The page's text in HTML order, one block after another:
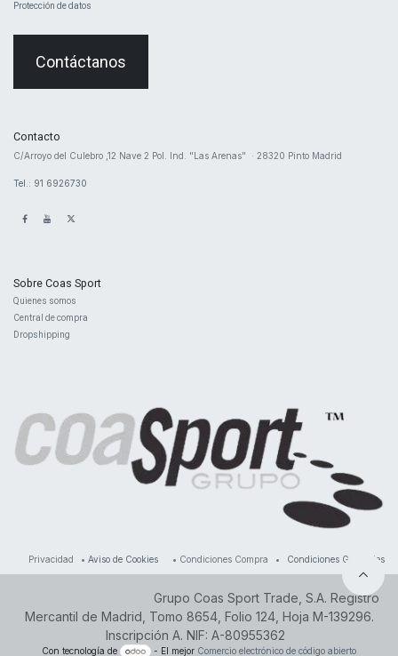
Protección de datos
Contáctanos
Contacto
​C/Arroyo del Culebro ,12 Nave 2 ​Pol. Ind. "Las Arenas" · 28320 Pinto Madrid
Tel.: 91 6926730
Sobre Coas Sport
Quienes ​somos
Central de compra
Dropshipping
Privacidad • Aviso de Cookies • Condiciones Compra • Condiciones Generales
Grupo Coas Sport Trade, S.A. Registro
Mercantil de Madrid, Tomo 8654, Folio 124, Hoja M-139296.
Inscripción A. NIF: A-80955362
Con tecnología de - El mejor Comercio electrónico de código abierto